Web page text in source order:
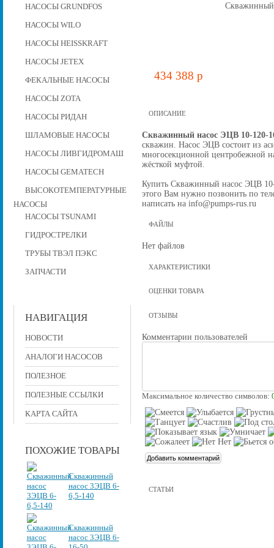
НАСОСЫ GRUNDFOS
НАСОСЫ WILO
НАСОСЫ HEISSKRAFT
НАСОСЫ JETEX
ФЕКАЛЬНЫЕ НАСОСЫ
НАСОСЫ ZOTA
НАСОСЫ РИДАН
ШЛАМОВЫЕ НАСОСЫ
НАСОСЫ ЛИВГИДРОМАШ
НАСОСЫ GEMATECH
ВЫСОКОТЕМПЕРАТУРНЫЕ
НАСОСЫ
НАСОСЫ TSUNAMI
ГИДРОСТРЕЛКИ
ТРУБЫ ТВЭЛ ПЭКС
ЗАПЧАСТИ
НАВИГАЦИЯ
НОВОСТИ
АНАЛОГИ НАСОСОВ
ПОЛЕЗНОЕ
ПОЛЕЗНЫЕ ССЫЛКИ
КАРТА САЙТА
ПОХОЖИЕ ТОВАРЫ
Скважинный
насос 3ЭЦВ 6-
6,5-140
Скважинный
насос 3ЭЦВ 6-
434 388 p
ОПИСАНИЕ
Скважинный насос ЭЦВ 10-120-
скважин. Насос ЭЦВ состоит из
многосекционной центробежной
жёсткой муфтой.
Купить Скважинный насос ЭЦВ
этого Вам нужно позвонить по
написать на info@pumps-rus.ru
ФАЙЛЫ
Нет файлов
ХАРАКТЕРИСТИКИ
ОЦЕНКИ ТОВАРА
ОТЗЫВЫ
Комментарии пользователей
Максимальное количество символов:
СТАТЬИ